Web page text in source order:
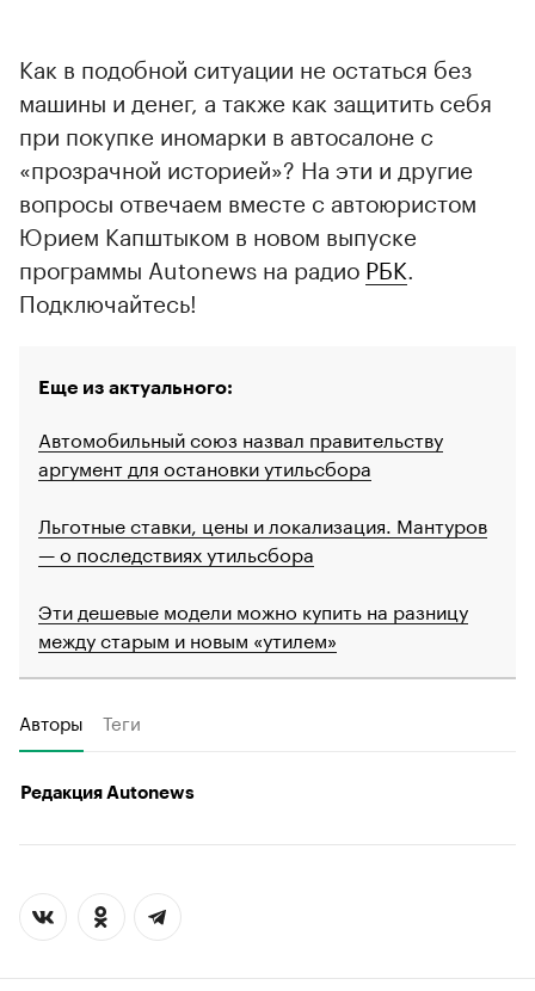
00:00 / 00:00
Как в подобной ситуации не остаться без
машины и денег, а также как защитить себя
при покупке иномарки в автосалоне с
«прозрачной историей»? На эти и другие
вопросы отвечаем вместе с автоюристом
Юрием Капштыком в новом выпуске
программы Autonews на радио РБК
Подключайтесь!
Еще из актуального:
Автомобильный союз назвал правительству
аргумент для остановки утильсбора
Льготные ставки, цены и локализация. Мантуров
— о последствиях утильсбора
Эти дешевые модели можно купить на разницу
между старым и новым «утилем»
Авторы Теги
Редакция Autonews